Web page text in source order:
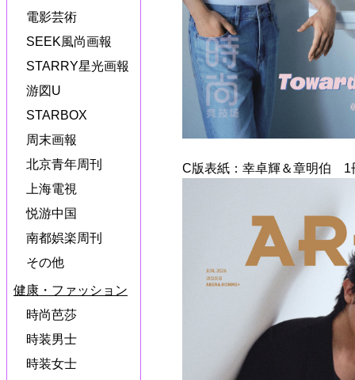
電影芸術
SEEK風尚画報
STARRY星光画報
游図U
STARBOX
周末画報
北京青年周刊
上海電視
悦游中国
南都娯楽周刊
その他
健康・ファッション
時尚芭莎
時装男士
時装女士
C版表紙：幸卓輝＆章明伯 1